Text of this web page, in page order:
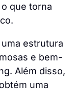
que torna
estrutura
e bem-
Além disso,
uma